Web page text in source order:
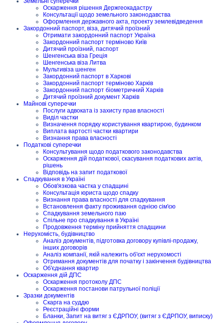
Оскарження рішення Держгеокадастру
Консультації щодо земельного законодавства
Оформлення державного акта, проекту землевідведення
Закордонний паспорт, віза, дитячий проїзний
Отримати закордонний паспорт Україна
Закордонний паспорт терміново Київ
Дитячий проїзний, паспорт
Шенгенська віза Греція
Шенгенська віза Литва
Мультивіза шенген
Закордонний паспорт в Харкові
Закордонний паспорт терміново Харків
Закордонний паспорт біометричний Харків
Дитячий проїзний документ Харків
Майнові суперечки
Послуги адвоката із захисту прав власності
Виділ частки
Визначення порядку користування квартирою, будинком
Виплата вартості частки квартири
Визнання права власності
Податкові суперечки
Консультування щодо податкового законодавства
Оскарження дій податкової, скасування податкових актів,
рішень
Відповідь на запит податкової
Спадкування в Україні
Обов'язкова частка у спадщині
Консультація юриста щодо спадку
Визнання права власності для спадкування
Встановлення факту проживання однією сім'єю
Спадкування земельного паю
Спільне про спадкування в Україні
Продовження терміну прийняття спадщини
Нерухомість, будівництво
Аналіз документів, підготовка договору купівлі-продажу,
інших договорів
Аналіз компанії, якій належить об'єкт нерухомості
Отримання документів для початку і закінчення будівництва
Об'єднання квартир
Оскарження дій ДПС
Оскарження протоколу ДПС
Оскарження постанови патрульної поліції
Зразки документів
Скарга на суддю
Реєстраційні форми
Бланки, Запит на витяг з ЄДРПОУ, (витяг з ЄДРПОУ, виписку)